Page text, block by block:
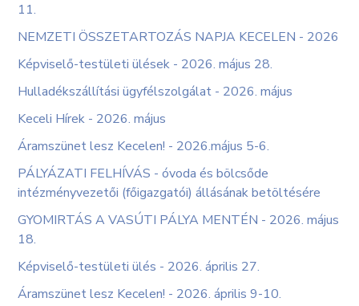
11.
NEMZETI ÖSSZETARTOZÁS NAPJA KECELEN - 2026
Képviselő-testületi ülések - 2026. május 28.
Hulladékszállítási ügyfélszolgálat - 2026. május
Keceli Hírek - 2026. május
Áramszünet lesz Kecelen! - 2026.május 5-6.
PÁLYÁZATI FELHÍVÁS - óvoda és bölcsőde
intézményvezetői (főigazgatói) állásának betöltésére
GYOMIRTÁS A VASÚTI PÁLYA MENTÉN - 2026. május
18.
Képviselő-testületi ülés - 2026. április 27.
Áramszünet lesz Kecelen! - 2026. április 9-10.